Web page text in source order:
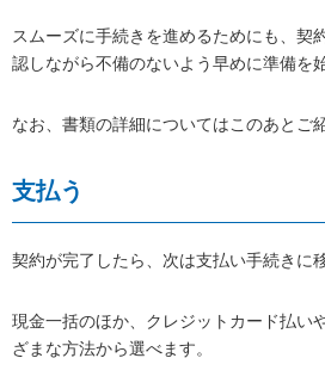
スムーズに手続きを進めるためにも、契
認しながら不備のないよう早めに準備を
なお、書類の詳細についてはこのあとご
支払う
契約が完了したら、次は支払い手続きに
現金一括のほか、クレジットカード払い
ざまな方法から選べます。